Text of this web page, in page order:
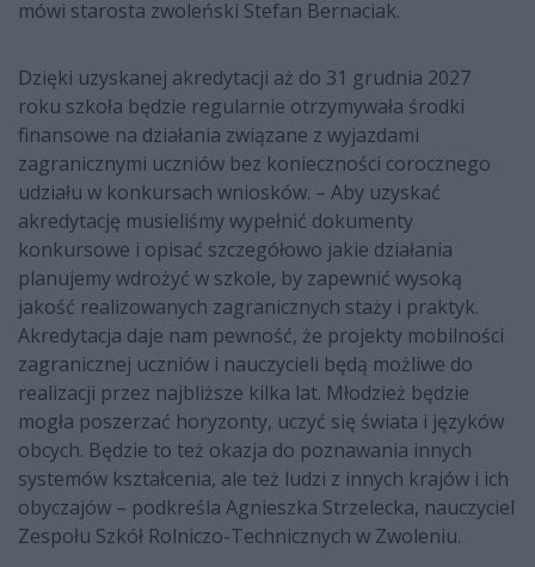
mówi starosta zwoleński Stefan Bernaciak.
Dzięki uzyskanej akredytacji aż do 31 grudnia 2027
roku szkoła będzie regularnie otrzymywała środki
finansowe na działania związane z wyjazdami
zagranicznymi uczniów bez konieczności corocznego
udziału w konkursach wniosków. – Aby uzyskać
akredytację musieliśmy wypełnić dokumenty
konkursowe i opisać szczegółowo jakie działania
planujemy wdrożyć w szkole, by zapewnić wysoką
jakość realizowanych zagranicznych staży i praktyk.
Akredytacja daje nam pewność, że projekty mobilności
zagranicznej uczniów i nauczycieli będą możliwe do
realizacji przez najbliższe kilka lat. Młodzież będzie
mogła poszerzać horyzonty, uczyć się świata i języków
obcych. Będzie to też okazja do poznawania innych
systemów kształcenia, ale też ludzi z innych krajów i ich
obyczajów – podkreśla Agnieszka Strzelecka, nauczyciel
Zespołu Szkół Rolniczo-Technicznych w Zwoleniu.